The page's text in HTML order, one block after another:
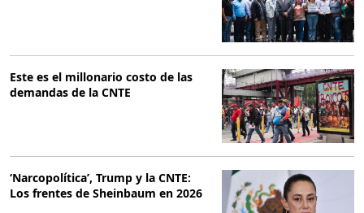
Este es el millonario costo de las
demandas de la CNTE
‘Narcopolítica’, Trump y la CNTE:
Los frentes de Sheinbaum en 2026